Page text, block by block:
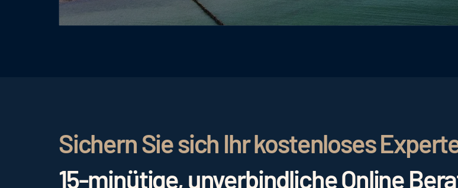
Sichern Sie sich Ihr kostenloses
15-minütige, unverbindliche Online